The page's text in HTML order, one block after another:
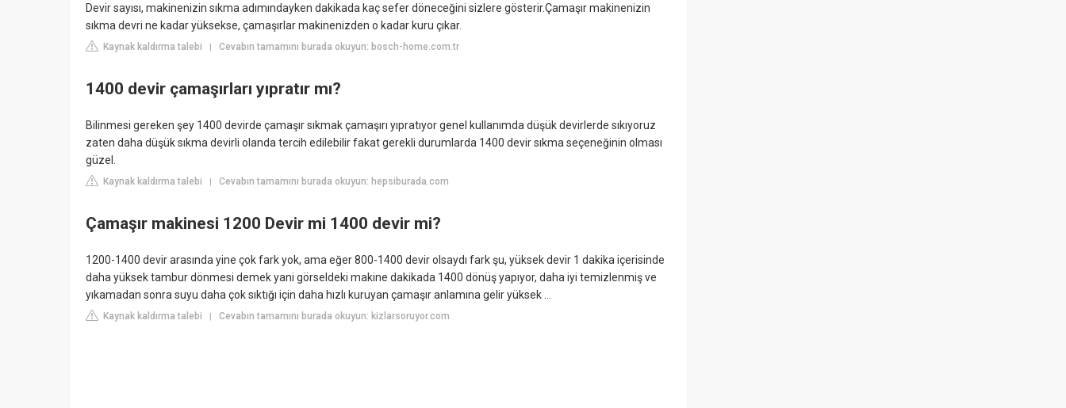
Devir sayısı, makinenizin sıkma adımındayken dakikada kaç sefer döneceğini sizlere gösterir.Çamaşır makinenizin
sıkma devri ne kadar yüksekse, çamaşırlar makinenizden o kadar kuru çıkar.
Kaynak kaldırma talebi | Cevabın tamamını burada okuyun: bosch-home.com.tr
1400 devir çamaşırları yıpratır mı?
Bilinmesi gereken şey 1400 devirde çamaşır sıkmak çamaşırı yıpratıyor genel kullanımda düşük devirlerde sıkıyoruz
zaten daha düşük sıkma devirli olanda tercih edilebilir fakat gerekli durumlarda 1400 devir sıkma seçeneğinin olması
güzel.
Kaynak kaldırma talebi | Cevabın tamamını burada okuyun: hepsiburada.com
Çamaşır makinesi 1200 Devir mi 1400 devir mi?
1200-1400 devir arasında yine çok fark yok, ama eğer 800-1400 devir olsaydı fark şu, yüksek devir 1 dakika içerisinde
daha yüksek tambur dönmesi demek yani görseldeki makine dakikada 1400 dönüş yapıyor, daha iyi temizlenmiş ve
yıkamadan sonra suyu daha çok sıktığı için daha hızlı kuruyan çamaşır anlamına gelir yüksek ...
Kaynak kaldırma talebi | Cevabın tamamını burada okuyun: kizlarsoruyor.com